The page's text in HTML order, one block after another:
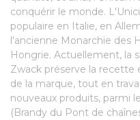
conquérir le monde.
populaire en Italie, en
l'ancienne Monarchie des
Hongrie. Actuellement, la
Zwack préserve la recette
de la marque, tout en
nouveaux produits, parmi
(Brandy du Pont de